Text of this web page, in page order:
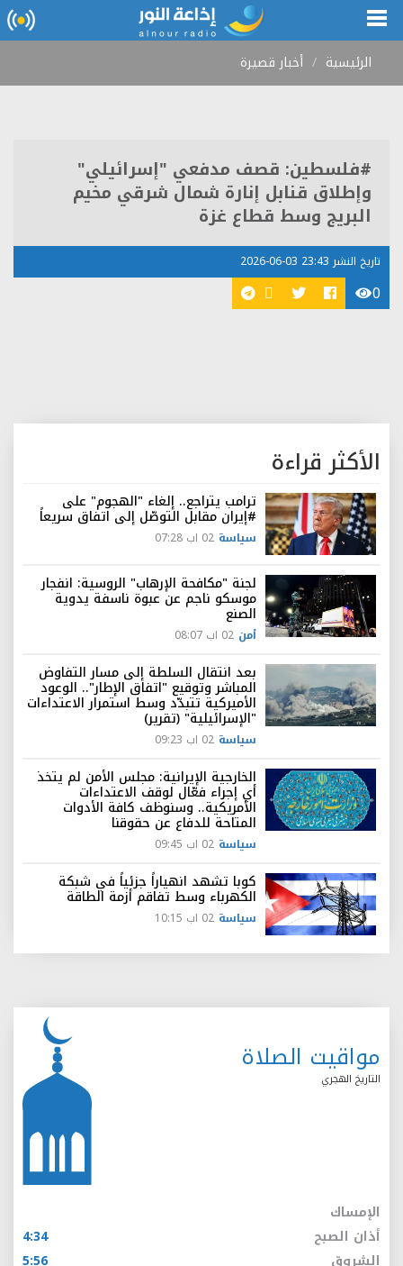
الرئيسية أخبار قصيرة
#فلسطين: قصف مدفعي "إسرائيلي"
وإطلاق قنابل إنارة شمال شرقي مخيم
البريج وسط قطاع غزة
تاريخ النشر 23:43 03-06-2026
0
الأكثر قراءة
ترامب يتراجع.. إلغاء "الهجوم" على
#إيران مقابل التوصّل إلى اتفاق سريعاً
سياسة 02 اب 07:28
لجنة "مكافحة الإرهاب" الروسية: انفجار
موسكو ناجم عن عبوة ناسفة يدوية
الصنع
أمن 02 اب 08:07
بعد انتقال السلطة إلى مسار التفاوض
المباشر وتوقيع "اتفاق الإطار".. الوعود
الأميركية تتبدّد وسط استمرار الاعتداءات
"الإسرائيلية" (تقرير)
سياسة 02 اب 09:23
الخارجية الإيرانية: مجلس الأمن لم يتخذ
أي إجراء فعّال لوقف الاعتداءات
الأمريكية.. وسنوظف كافة الأدوات
المتاحة للدفاع عن حقوقنا
سياسة 02 اب 09:45
كوبا تشهد انهياراً جزئياً في شبكة
الكهرباء وسط تفاقم أزمة الطاقة
سياسة 02 اب 10:15
مواقيت الصلاة
التاريخ الهجري
الإمساك
أذان الصبح
4:34